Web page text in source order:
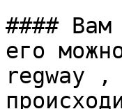
#### Вам
его
regway ,